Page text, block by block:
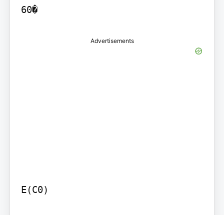
60�
Advertisements
E(C0)